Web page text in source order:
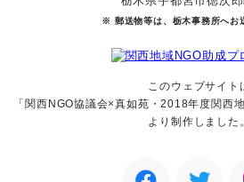
※ 郵送物等は、栃木事務所へお
このウェブサイト
「関西NGO協議会×真如苑・2018年度関西
より制作しました。